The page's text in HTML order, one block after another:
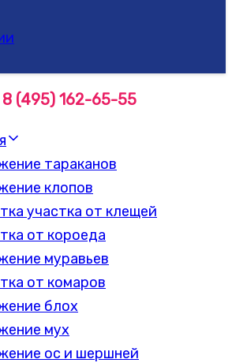
8 (495) 162-65-55
тараканов
клопов
участка от клещей
от короеда
муравьев
от комаров
блох
мух
ос и шершней